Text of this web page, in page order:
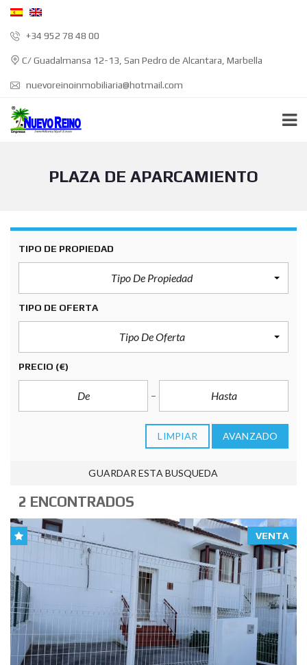
+34 952 78 48 00
C/ Guadalmansa 12-13, San Pedro de Alcantara, Marbella
nuevoreinoinmobiliaria@hotmail.com
PLAZA DE APARCAMIENTO
TIPO DE PROPIEDAD
Tipo De Propiedad
TIPO DE OFERTA
Tipo De Oferta
PRECIO (€)
LIMPIAR AVANZADO
GUARDAR ESTA BUSQUEDA
2 ENCONTRADOS
VENTA